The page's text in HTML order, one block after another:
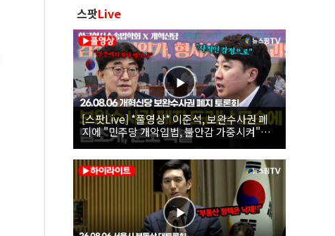
스팟Live
[스팟Live] *풀영상* 이준석, 보완수사권 폐
지에 "민주당 개악입법, 불안감 가중시켜"｜
26.08.06 개혁신당 보완수사권 폐지 토론회